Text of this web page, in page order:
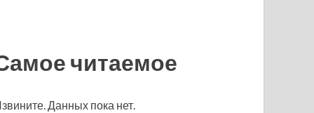
читаемое
Данных пока нет.